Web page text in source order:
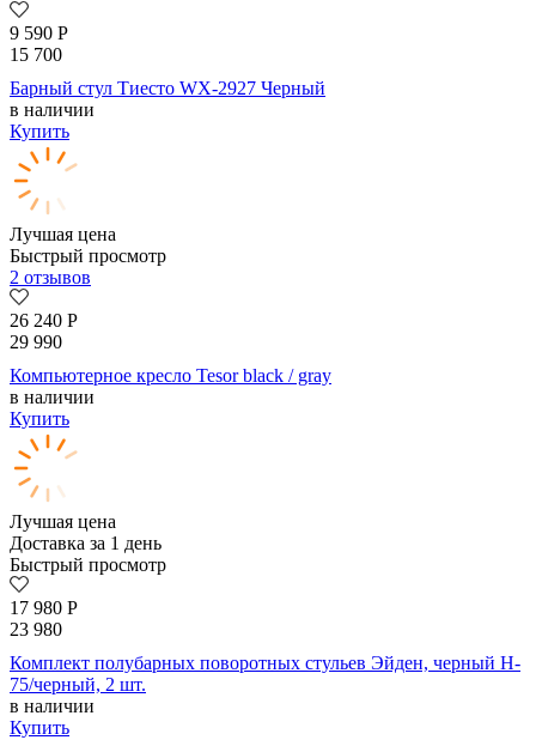
9 590 Р
15 700
Барный стул Тиесто WX-2927 Черный
в наличии
Купить
Лучшая цена
Быстрый просмотр
2 отзывов
26 240 Р
29 990
Компьютерное кресло Tesor black / gray
в наличии
Купить
Лучшая цена
Доставка за 1 день
Быстрый просмотр
17 980 Р
23 980
Комплект полубарных поворотных стульев Эйден, черный H-
75/черный, 2 шт.
в наличии
Купить